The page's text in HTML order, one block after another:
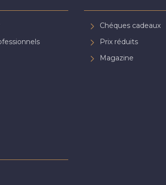
Chéques cadeaux
Prix réduits
Magazine